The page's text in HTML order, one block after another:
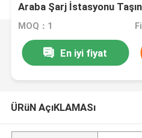
Araba Şarj İstasyonu
MOQ：1
En iyi fiyat
ÜRüN AçıKLAMASı